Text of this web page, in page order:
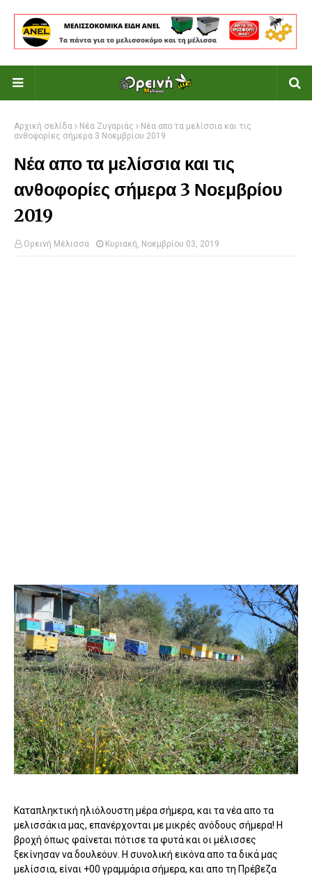
Αρχική σελίδα Νέα Ζυγαριάς
Νέα απο τα μελίσσια και τις
ανθοφορίες σήμερα 3 Νοεμβρίου 2019
Νέα απο τα μελίσσια και τις
ανθοφορίες σήμερα 3 Νοεμβρίου
2019
Ορεινή Μέλισσα Κυριακή, Νοεμβρίου 03, 2019
Καταπληκτική ηλιόλουστη μέρα σήμερα, και τα νέα απο τα
μελισσάκια μας, επανέρχονται με μικρές ανόδους σήμερα! Η
βροχή όπως φαίνεται πότισε τα φυτά και οι μέλισσες
ξεκίνησαν να δουλεόυν. Η συνολική εικόνα απο τα δικά μας
μελίσσια, είναι +00 γραμμάρια σήμερα, και απο τη Πρέβεζα